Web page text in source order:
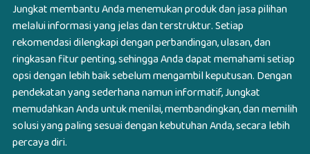
Jungkat membantu Anda menemukan produk dan jasa pilihan
melalui informasi yang jelas dan terstruktur. Setiap
rekomendasi dilengkapi dengan perbandingan, ulasan, dan
ringkasan fitur penting, sehingga Anda dapat memahami setiap
opsi dengan lebih baik sebelum mengambil keputusan. Dengan
pendekatan yang sederhana namun informatif, Jungkat
memudahkan Anda untuk menilai, membandingkan, dan memilih
solusi yang paling sesuai dengan kebutuhan Anda, secara lebih
percaya diri.